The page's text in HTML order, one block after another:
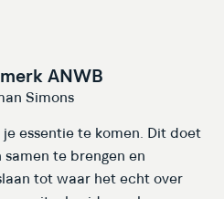
ANWB
Simons
essentie te komen. Dit doet
te brengen en
tot waar het echt over